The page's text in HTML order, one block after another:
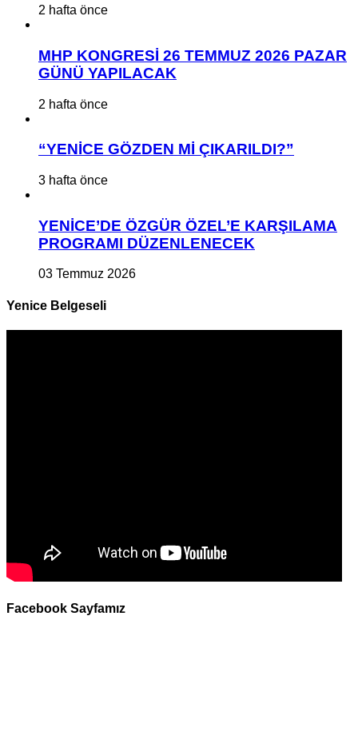
2 hafta önce
MHP KONGRESİ 26 TEMMUZ 2026 PAZAR
GÜNÜ YAPILACAK
2 hafta önce
“YENİCE GÖZDEN Mİ ÇIKARILDI?”
3 hafta önce
YENİCE’DE ÖZGÜR ÖZEL’E KARŞILAMA
PROGRAMI DÜZENLENECEK
03 Temmuz 2026
Yenice Belgeseli
Facebook Sayfamız